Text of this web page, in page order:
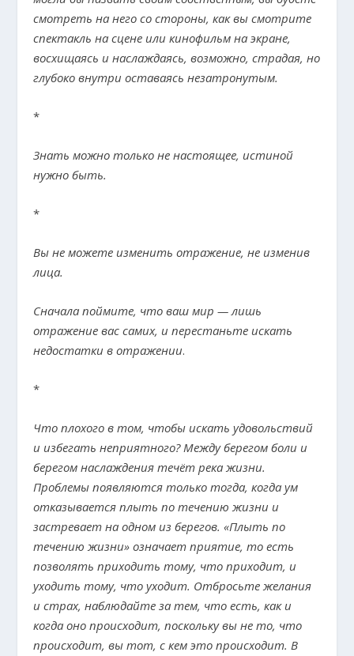
смотреть на него со стороны, как вы смотрите
спектакль на сцене или кинофильм на экране,
восхищаясь и наслаждаясь, возможно, страдая, но
глубоко внутри оставаясь незатронутым.
*
Знать можно только не настоящее, истиной
нужно быть.
*
Вы не можете изменить отражение, не изменив
лица.
Сначала поймите, что ваш мир — лишь
отражение вас самих, и перестаньте искать
недостатки в отражении.
*
Что плохого в том, чтобы искать удовольствий
и избегать неприятного? Между берегом боли и
берегом наслаждения течёт река жизни.
Проблемы появляются только тогда, когда ум
отказывается плыть по течению жизни и
застревает на одном из берегов. «Плыть по
течению жизни» означает приятие, то есть
позволять приходить тому, что приходит, и
уходить тому, что уходит. Отбросьте желания
и страх, наблюдайте за тем, что есть, как и
когда оно происходит, поскольку вы не то, что
происходит, вы тот, с кем это происходит. В